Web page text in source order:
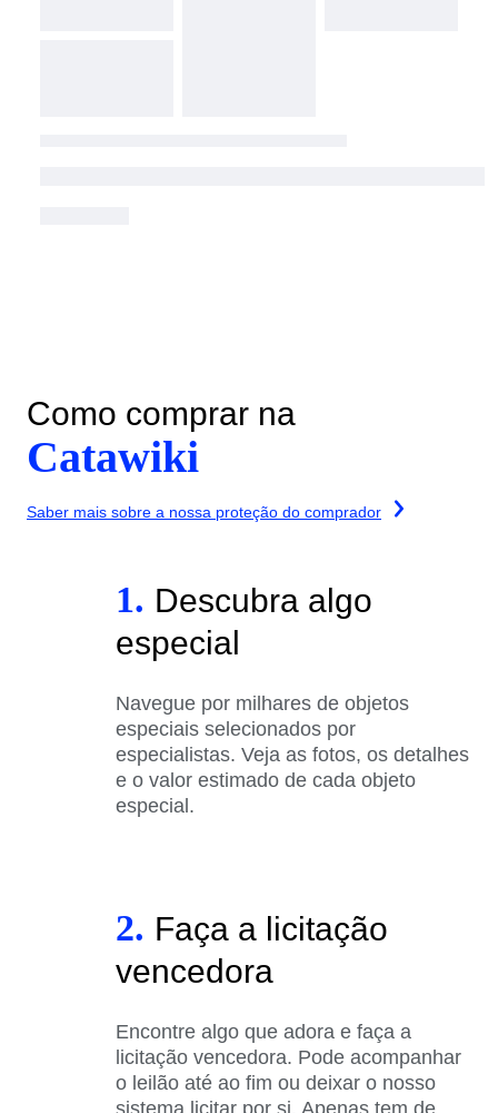
Como comprar na
Catawiki
Saber mais sobre a nossa proteção do comprador
1. Descubra algo
especial
Navegue por milhares de objetos
especiais selecionados por
especialistas. Veja as fotos, os detalhes
e o valor estimado de cada objeto
especial.
2. Faça a licitação
vencedora
Encontre algo que adora e faça a
licitação vencedora. Pode acompanhar
o leilão até ao fim ou deixar o nosso
sistema licitar por si. Apenas tem de